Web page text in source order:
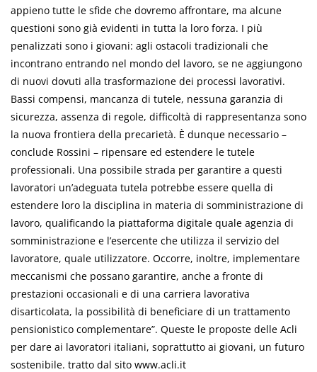
appieno tutte le sfide che dovremo affrontare, ma alcune
questioni sono già evidenti in tutta la loro forza. I più
penalizzati sono i giovani: agli ostacoli tradizionali che
incontrano entrando nel mondo del lavoro, se ne aggiungono
di nuovi dovuti alla trasformazione dei processi lavorativi.
Bassi compensi, mancanza di tutele, nessuna garanzia di
sicurezza, assenza di regole, difficoltà di rappresentanza sono
la nuova frontiera della precarietà. È dunque necessario –
conclude Rossini – ripensare ed estendere le tutele
professionali. Una possibile strada per garantire a questi
lavoratori un’adeguata tutela potrebbe essere quella di
estendere loro la disciplina in materia di somministrazione di
lavoro, qualificando la piattaforma digitale quale agenzia di
somministrazione e l’esercente che utilizza il servizio del
lavoratore, quale utilizzatore. Occorre, inoltre, implementare
meccanismi che possano garantire, anche a fronte di
prestazioni occasionali e di una carriera lavorativa
disarticolata, la possibilità di beneficiare di un trattamento
pensionistico complementare”. Queste le proposte delle Acli
per dare ai lavoratori italiani, soprattutto ai giovani, un futuro
sostenibile. tratto dal sito www.acli.it